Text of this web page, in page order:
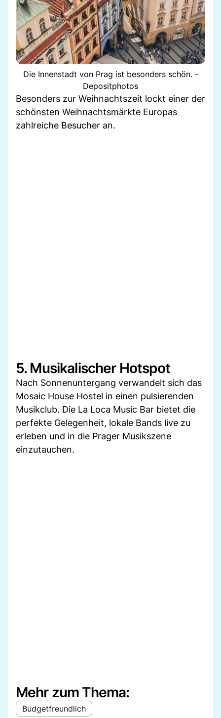
Die Innenstadt von Prag ist besonders schön. -
Depositphotos
Besonders zur Weihnachtszeit lockt einer der
schönsten Weihnachtsmärkte Europas
zahlreiche Besucher an.
5. Musikalischer Hotspot
Nach Sonnenuntergang verwandelt sich das
Mosaic House Hostel in einen pulsierenden
Musikclub. Die La Loca Music Bar bietet die
perfekte Gelegenheit, lokale Bands live zu
erleben und in die Prager Musikszene
einzutauchen.
Mehr zum Thema:
Budgetfreundlich